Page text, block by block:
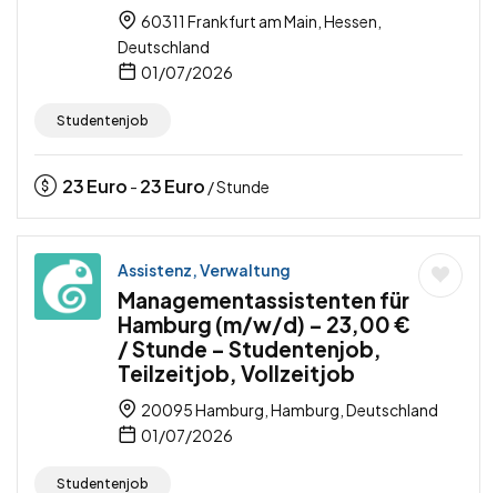
60311 Frankfurt am Main, Hessen,
Deutschland
01/07/2026
Studentenjob
23Euro - 23Euro / Stunde
Assistenz, Verwaltung
Managementassistenten für
Hamburg (m/w/d) – 23,00 €
/ Stunde – Studentenjob,
Teilzeitjob, Vollzeitjob
20095 Hamburg, Hamburg, Deutschland
01/07/2026
Studentenjob